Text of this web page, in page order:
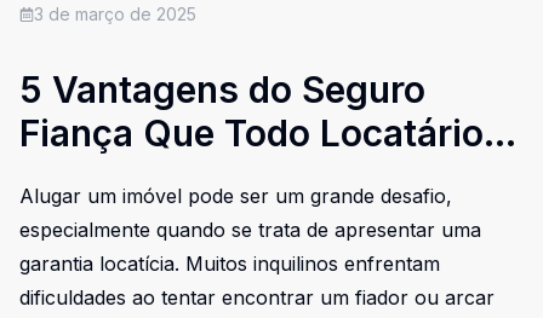
3 de março de 2025
5 Vantagens do Seguro
Fiança Que Todo Locatário
Deveria Conhecer
Alugar um imóvel pode ser um grande desafio,
especialmente quando se trata de apresentar uma
garantia locatícia. Muitos inquilinos enfrentam
dificuldades ao tentar encontrar um fiador ou arcar